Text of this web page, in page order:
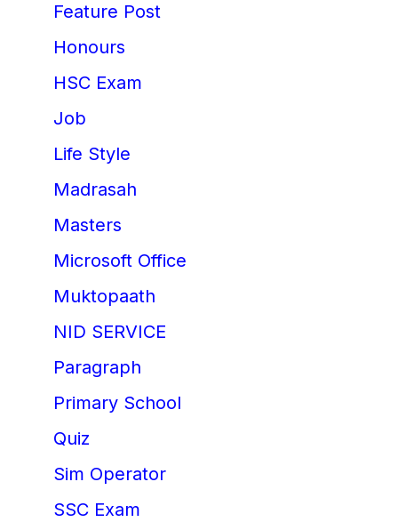
Feature Post
Honours
HSC Exam
Job
Life Style
Madrasah
Masters
Microsoft Office
Muktopaath
NID SERVICE
Paragraph
Primary School
Quiz
Sim Operator
SSC Exam